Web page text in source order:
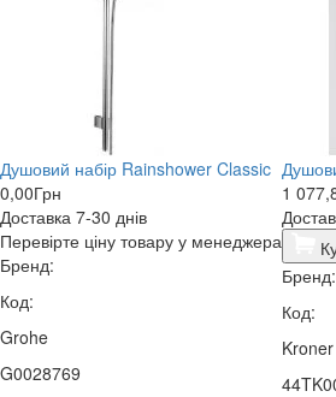
Душовий набір Rainshower Classic
0,00Грн
Доставка 7-30 днів
Перевірте ціну товару у менеджера
Бренд:
Код:
Grohe
G0028769
1
Бренд:
Код:
Kroner